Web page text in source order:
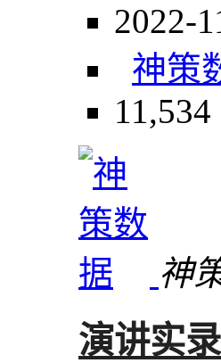
2022-
神策
11,534
神
演讲实